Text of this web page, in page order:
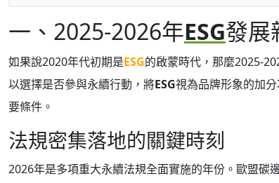
一、2025-2026年ESG發展
如果說2020年代初期是ESG的啟蒙時代，那麼2025-
以選擇是否參與永續行動，將ESG視為品牌形象的加
要條件。
法規密集落地的關鍵時刻
2026年是多項重大永續法規全面實施的年份。歐盟碳